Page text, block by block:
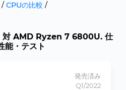
/ CPUの比較 /
AMD Ryzen 7 6800U. 仕
能・テスト
発売済み
Q1/2022